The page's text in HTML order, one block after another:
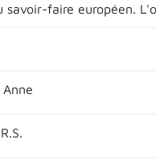
savoir-faire européen.
Anne